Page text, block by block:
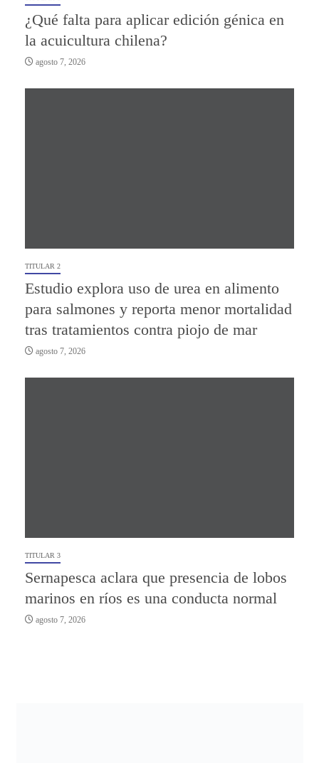
¿Qué falta para aplicar edición génica en
la acuicultura chilena?
agosto 7, 2026
TITULAR 2
Estudio explora uso de urea en alimento
para salmones y reporta menor mortalidad
tras tratamientos contra piojo de mar
agosto 7, 2026
TITULAR 3
Sernapesca aclara que presencia de lobos
marinos en ríos es una conducta normal
agosto 7, 2026